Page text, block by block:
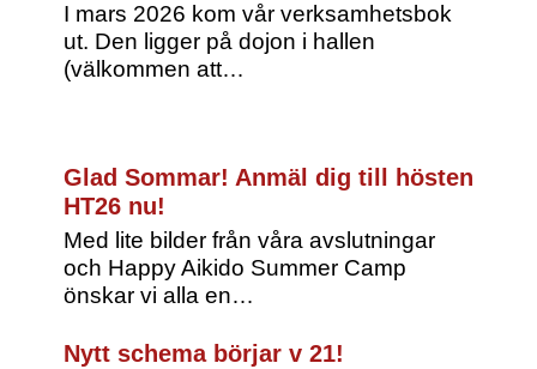
I mars 2026 kom vår verksamhetsbok
ut. Den ligger på dojon i hallen
(välkommen att…
Glad Sommar! Anmäl dig till hösten
HT26 nu!
Med lite bilder från våra avslutningar
och Happy Aikido Summer Camp
önskar vi alla en…
Nytt schema börjar v 21!